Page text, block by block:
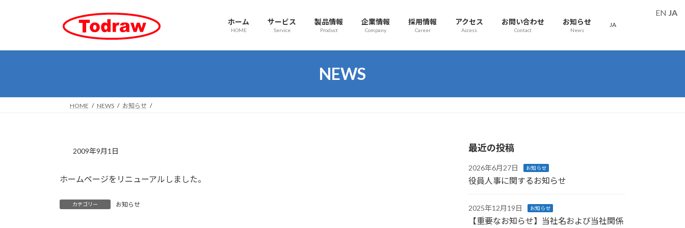
ホーム
HOME
サービス
Service
製品情報
Product
企業情報
Company
採用情報
Career
アクセス
Access
お問い合わせ
Contact
お知らせ
News
JA
NEWS
HOME NEWS お知らせ
2009年9月1日
ホームページをリニューアルしました。
カテゴリー お知らせ
最近の投稿
2026年6月27日 お知らせ
役員人事に関するお知らせ
2025年12月19日 お知らせ
【重要なお知らせ】当社名および当社関係
EN JA